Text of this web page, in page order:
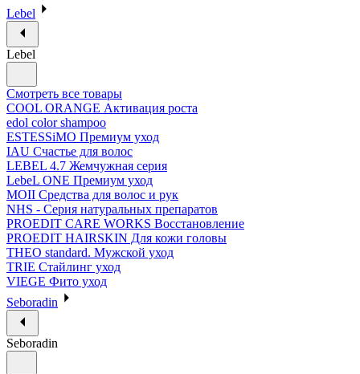
Lebel
Lebel
Смотреть все товары
COOL ORANGE Активация роста
edol color shampoo
ESTESSiMO Премиум уход
IAU Счастье для волос
LEBEL 4.7 Жемчужная серия
LebeL ONE Премиум уход
MOII Средства для волос и рук
NHS - Серия натуральных препаратов
PROEDIT CARE WORKS Восстановление
PROEDIT HAIRSKIN Для кожи головы
THEO standard. Мужской уход
TRIE Стайлинг уход
VIEGE Фито уход
Seboradin
Seboradin